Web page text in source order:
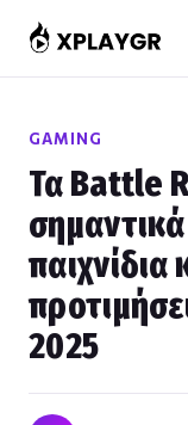
στο
περιεχόμενο
GAMING
Τα Battle
παιχνίδια
2025